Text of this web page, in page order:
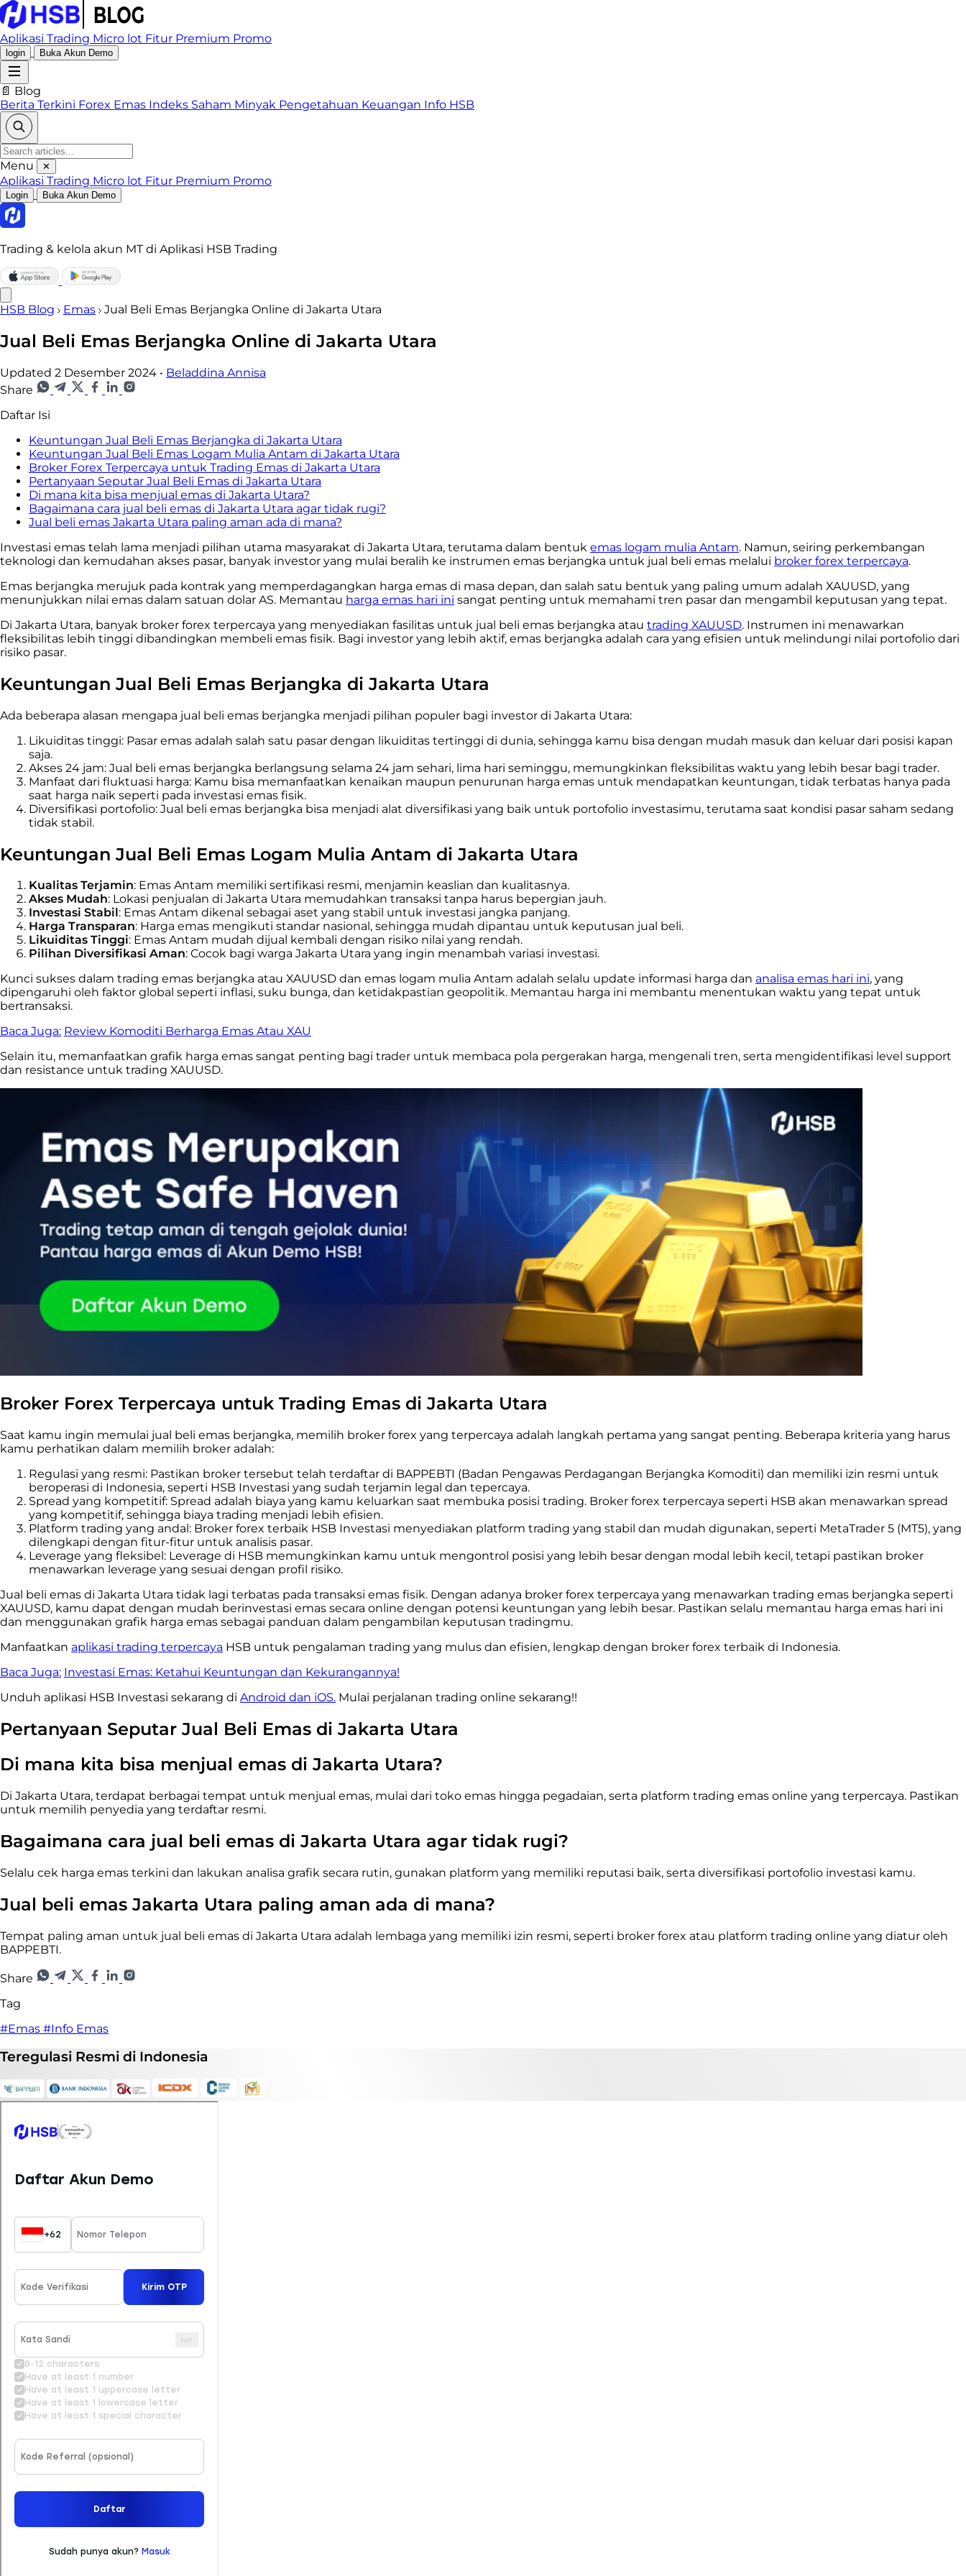
Aplikasi Trading Micro lot Fitur Premium Promo
login Buka Akun Demo
📄 Blog
Berita Terkini Forex Emas Indeks Saham Minyak Pengetahuan Keuangan Info HSB
Menu ✕
Aplikasi Trading Micro lot Fitur Premium Promo
Login Buka Akun Demo
Trading & kelola akun MT di Aplikasi HSB Trading
HSB Blog Emas Jual Beli Emas Berjangka Online di Jakarta Utara
Jual Beli Emas Berjangka Online di Jakarta Utara
Updated 2 Desember 2024 • Beladdina Annisa
Share
Daftar Isi
Keuntungan Jual Beli Emas Berjangka di Jakarta Utara
Keuntungan Jual Beli Emas Logam Mulia Antam di Jakarta Utara
Broker Forex Terpercaya untuk Trading Emas di Jakarta Utara
Pertanyaan Seputar Jual Beli Emas di Jakarta Utara
Di mana kita bisa menjual emas di Jakarta Utara?
Bagaimana cara jual beli emas di Jakarta Utara agar tidak rugi?
Jual beli emas Jakarta Utara paling aman ada di mana?
Investasi emas telah lama menjadi pilihan utama masyarakat di Jakarta Utara, terutama dalam bentuk emas logam mulia Antam. Namun, seiring perkembangan
teknologi dan kemudahan akses pasar, banyak investor yang mulai beralih ke instrumen emas berjangka untuk jual beli emas melalui broker forex terpercaya.
Emas berjangka merujuk pada kontrak yang memperdagangkan harga emas di masa depan, dan salah satu bentuk yang paling umum adalah XAUUSD, yang
menunjukkan nilai emas dalam satuan dolar AS. Memantau harga emas hari ini sangat penting untuk memahami tren pasar dan mengambil keputusan yang tepat.
Di Jakarta Utara, banyak broker forex terpercaya yang menyediakan fasilitas untuk jual beli emas berjangka atau trading XAUUSD. Instrumen ini menawarkan
fleksibilitas lebih tinggi dibandingkan membeli emas fisik. Bagi investor yang lebih aktif, emas berjangka adalah cara yang efisien untuk melindungi nilai portofolio dari
risiko pasar.
Keuntungan Jual Beli Emas Berjangka di Jakarta Utara
Ada beberapa alasan mengapa jual beli emas berjangka menjadi pilihan populer bagi investor di Jakarta Utara:
Likuiditas tinggi: Pasar emas adalah salah satu pasar dengan likuiditas tertinggi di dunia, sehingga kamu bisa dengan mudah masuk dan keluar dari posisi kapan
saja.
Akses 24 jam: Jual beli emas berjangka berlangsung selama 24 jam sehari, lima hari seminggu, memungkinkan fleksibilitas waktu yang lebih besar bagi trader.
Manfaat dari fluktuasi harga: Kamu bisa memanfaatkan kenaikan maupun penurunan harga emas untuk mendapatkan keuntungan, tidak terbatas hanya pada
saat harga naik seperti pada investasi emas fisik.
Diversifikasi portofolio: Jual beli emas berjangka bisa menjadi alat diversifikasi yang baik untuk portofolio investasimu, terutama saat kondisi pasar saham sedang
tidak stabil.
Keuntungan Jual Beli Emas Logam Mulia Antam di Jakarta Utara
Kualitas Terjamin: Emas Antam memiliki sertifikasi resmi, menjamin keaslian dan kualitasnya.
Akses Mudah: Lokasi penjualan di Jakarta Utara memudahkan transaksi tanpa harus bepergian jauh.
Investasi Stabil: Emas Antam dikenal sebagai aset yang stabil untuk investasi jangka panjang.
Harga Transparan: Harga emas mengikuti standar nasional, sehingga mudah dipantau untuk keputusan jual beli.
Likuiditas Tinggi: Emas Antam mudah dijual kembali dengan risiko nilai yang rendah.
Pilihan Diversifikasi Aman: Cocok bagi warga Jakarta Utara yang ingin menambah variasi investasi.
Kunci sukses dalam trading emas berjangka atau XAUUSD dan emas logam mulia Antam adalah selalu update informasi harga dan analisa emas hari ini, yang
dipengaruhi oleh faktor global seperti inflasi, suku bunga, dan ketidakpastian geopolitik. Memantau harga ini membantu menentukan waktu yang tepat untuk
bertransaksi.
Baca Juga: Review Komoditi Berharga Emas Atau XAU
Selain itu, memanfaatkan grafik harga emas sangat penting bagi trader untuk membaca pola pergerakan harga, mengenali tren, serta mengidentifikasi level support
dan resistance untuk trading XAUUSD.
Broker Forex Terpercaya untuk Trading Emas di Jakarta Utara
Saat kamu ingin memulai jual beli emas berjangka, memilih broker forex yang terpercaya adalah langkah pertama yang sangat penting. Beberapa kriteria yang harus
kamu perhatikan dalam memilih broker adalah:
Regulasi yang resmi: Pastikan broker tersebut telah terdaftar di BAPPEBTI (Badan Pengawas Perdagangan Berjangka Komoditi) dan memiliki izin resmi untuk
beroperasi di Indonesia, seperti HSB Investasi yang sudah terjamin legal dan tepercaya.
Spread yang kompetitif: Spread adalah biaya yang kamu keluarkan saat membuka posisi trading. Broker forex terpercaya seperti HSB akan menawarkan spread
yang kompetitif, sehingga biaya trading menjadi lebih efisien.
Platform trading yang andal: Broker forex terbaik HSB Investasi menyediakan platform trading yang stabil dan mudah digunakan, seperti MetaTrader 5 (MT5), yang
dilengkapi dengan fitur-fitur untuk analisis pasar.
Leverage yang fleksibel: Leverage di HSB memungkinkan kamu untuk mengontrol posisi yang lebih besar dengan modal lebih kecil, tetapi pastikan broker
menawarkan leverage yang sesuai dengan profil risiko.
Jual beli emas di Jakarta Utara tidak lagi terbatas pada transaksi emas fisik. Dengan adanya broker forex terpercaya yang menawarkan trading emas berjangka seperti
XAUUSD, kamu dapat dengan mudah berinvestasi emas secara online dengan potensi keuntungan yang lebih besar. Pastikan selalu memantau harga emas hari ini
dan menggunakan grafik harga emas sebagai panduan dalam pengambilan keputusan tradingmu.
Manfaatkan aplikasi trading terpercaya HSB untuk pengalaman trading yang mulus dan efisien, lengkap dengan broker forex terbaik di Indonesia.
Baca Juga: Investasi Emas: Ketahui Keuntungan dan Kekurangannya!
Unduh aplikasi HSB Investasi sekarang di Android dan iOS. Mulai perjalanan trading online sekarang!!
Pertanyaan Seputar Jual Beli Emas di Jakarta Utara
Di mana kita bisa menjual emas di Jakarta Utara?
Di Jakarta Utara, terdapat berbagai tempat untuk menjual emas, mulai dari toko emas hingga pegadaian, serta platform trading emas online yang terpercaya. Pastikan
untuk memilih penyedia yang terdaftar resmi.
Bagaimana cara jual beli emas di Jakarta Utara agar tidak rugi?
Selalu cek harga emas terkini dan lakukan analisa grafik secara rutin, gunakan platform yang memiliki reputasi baik, serta diversifikasi portofolio investasi kamu.
Jual beli emas Jakarta Utara paling aman ada di mana?
Tempat paling aman untuk jual beli emas di Jakarta Utara adalah lembaga yang memiliki izin resmi, seperti broker forex atau platform trading online yang diatur oleh
BAPPEBTI.
Share
Tag
#Emas #Info Emas
Teregulasi Resmi di Indonesia